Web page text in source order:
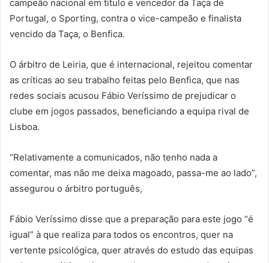
campeão nacional em título e vencedor da Taça de
Portugal, o Sporting, contra o vice-campeão e finalista
vencido da Taça, o Benfica.
O árbitro de Leiria, que é internacional, rejeitou comentar
as críticas ao seu trabalho feitas pelo Benfica, que nas
redes sociais acusou Fábio Veríssimo de prejudicar o
clube em jogos passados, beneficiando a equipa rival de
Lisboa.
“Relativamente a comunicados, não tenho nada a
comentar, mas não me deixa magoado, passa-me ao lado”,
assegurou o árbitro português,
Fábio Veríssimo disse que a preparação para este jogo “é
igual” à que realiza para todos os encontros, quer na
vertente psicológica, quer através do estudo das equipas